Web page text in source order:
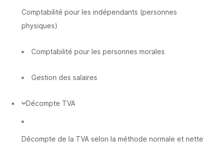
Comptabilité pour les indépendants (personnes
physiques)
Comptabilité pour les personnes morales
Gestion des salaires
Décompte TVA
Décompte de la TVA selon la méthode normale et nette